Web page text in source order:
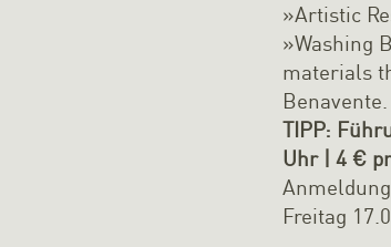
»Artistic
»Washing
materials
Benavente.
TIPP:
Uhr | 4 €
Freitag